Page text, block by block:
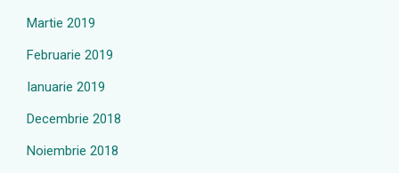
Martie 2019
Februarie 2019
Ianuarie 2019
Decembrie 2018
Noiembrie 2018